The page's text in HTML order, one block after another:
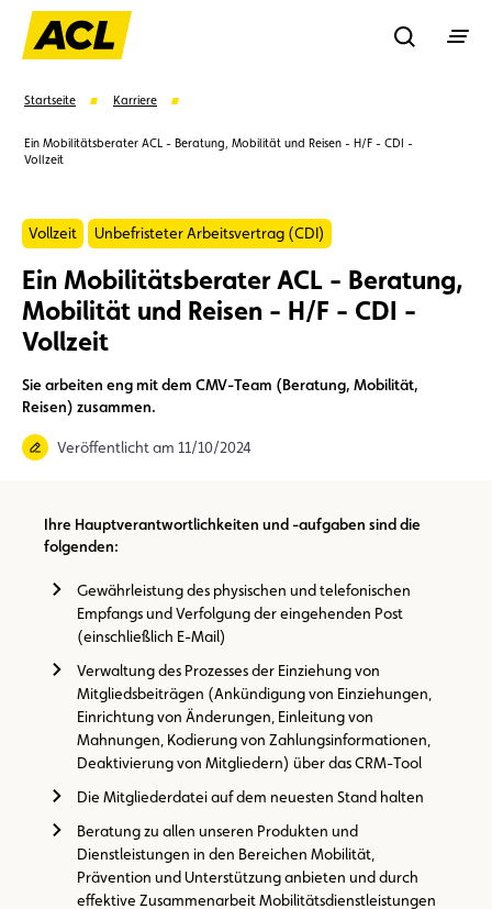
Rechercher
Vorschläge
Mitglied Mitgliedervorteile Vignetten
Startseite Karriere
Ein Mobilitätsberater ACL - Beratung, Mobilität und Reisen - H/F - CDI -
Vollzeit
Vollzeit Unbefristeter Arbeitsvertrag (CDI)
Ein Mobilitätsberater ACL - Beratung,
Mobilität und Reisen - H/F - CDI -
Vollzeit
Sie arbeiten eng mit dem CMV-Team (Beratung, Mobilität,
Reisen) zusammen.
Veröffentlicht am 11/10/2024
Ihre Hauptverantwortlichkeiten und -aufgaben sind die
folgenden:
Gewährleistung des physischen und telefonischen
Empfangs und Verfolgung der eingehenden Post
(einschließlich E-Mail)
Verwaltung des Prozesses der Einziehung von
Mitgliedsbeiträgen (Ankündigung von Einziehungen,
Einrichtung von Änderungen, Einleitung von
Mahnungen, Kodierung von Zahlungsinformationen,
Deaktivierung von Mitgliedern) über das CRM-Tool
Die Mitgliederdatei auf dem neuesten Stand halten
Beratung zu allen unseren Produkten und
Dienstleistungen in den Bereichen Mobilität,
Prävention und Unterstützung anbieten und durch
effektive Zusammenarbeit Mobilitätsdienstleistungen